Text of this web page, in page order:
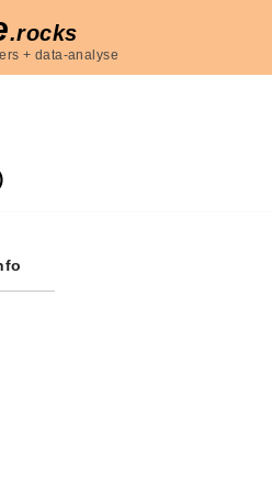
.rocks
+ data-analyse